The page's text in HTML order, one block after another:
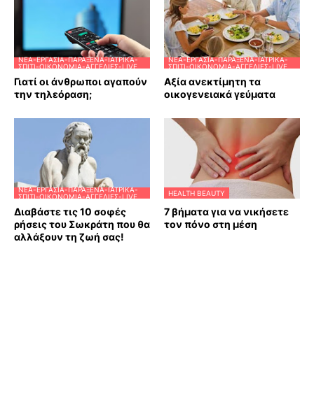
ΝΈΑ-ΕΡΓΑΣΊΑ-ΠΑΡΆΞΕΝΑ-ΙΑΤΡΙΚΆ-
ΣΠΊΤΙ-ΟΙΚΟΝΟΜΊΑ-ΑΓΓΕΛΊΕΣ-LIVE
Γιατί οι άνθρωποι αγαπούν
την τηλεόραση;
ΝΈΑ-ΕΡΓΑΣΊΑ-ΠΑΡΆΞΕΝΑ-ΙΑΤΡΙΚΆ-
ΣΠΊΤΙ-ΟΙΚΟΝΟΜΊΑ-ΑΓΓΕΛΊΕΣ-LIVE
Αξία ανεκτίμητη τα
οικογενειακά γεύματα
ΝΈΑ-ΕΡΓΑΣΊΑ-ΠΑΡΆΞΕΝΑ-ΙΑΤΡΙΚΆ-
ΣΠΊΤΙ-ΟΙΚΟΝΟΜΊΑ-ΑΓΓΕΛΊΕΣ-LIVE
Διαβάστε τις 10 σοφές
ρήσεις του Σωκράτη που θα
αλλάξουν τη ζωή σας!
HEALTH BEAUTY
7 βήματα για να νικήσετε
τον πόνο στη μέση